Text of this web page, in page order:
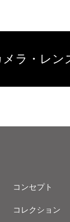
メラ・レン
コンセプト
コレクション